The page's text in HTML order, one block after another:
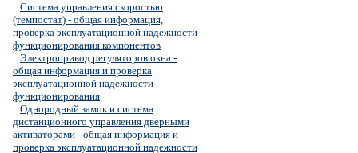
Система управления скоростью
(темпостат) - общая информация,
проверка эксплуатационной надежности
функционирования компонентов
Электропривод регуляторов окна -
общая информация и проверка
эксплуатационной надежности
функционирования
Однородный замок и система
дистанционного управления дверными
активаторами - общая информация и
проверка эксплуатационной надежности